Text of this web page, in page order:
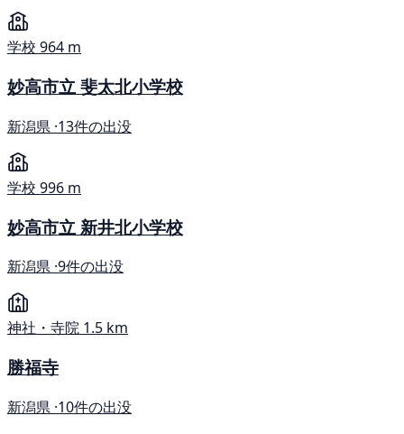
学校 964 m
妙高市立 斐太北小学校
新潟県 ·13件の出没
学校 996 m
妙高市立 新井北小学校
新潟県 ·9件の出没
神社・寺院 1.5 km
勝福寺
新潟県 ·10件の出没